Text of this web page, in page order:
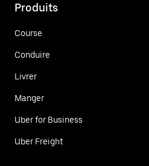
Produits
Course
Conduire
Livrer
Manger
Uber for Business
Uber Freight